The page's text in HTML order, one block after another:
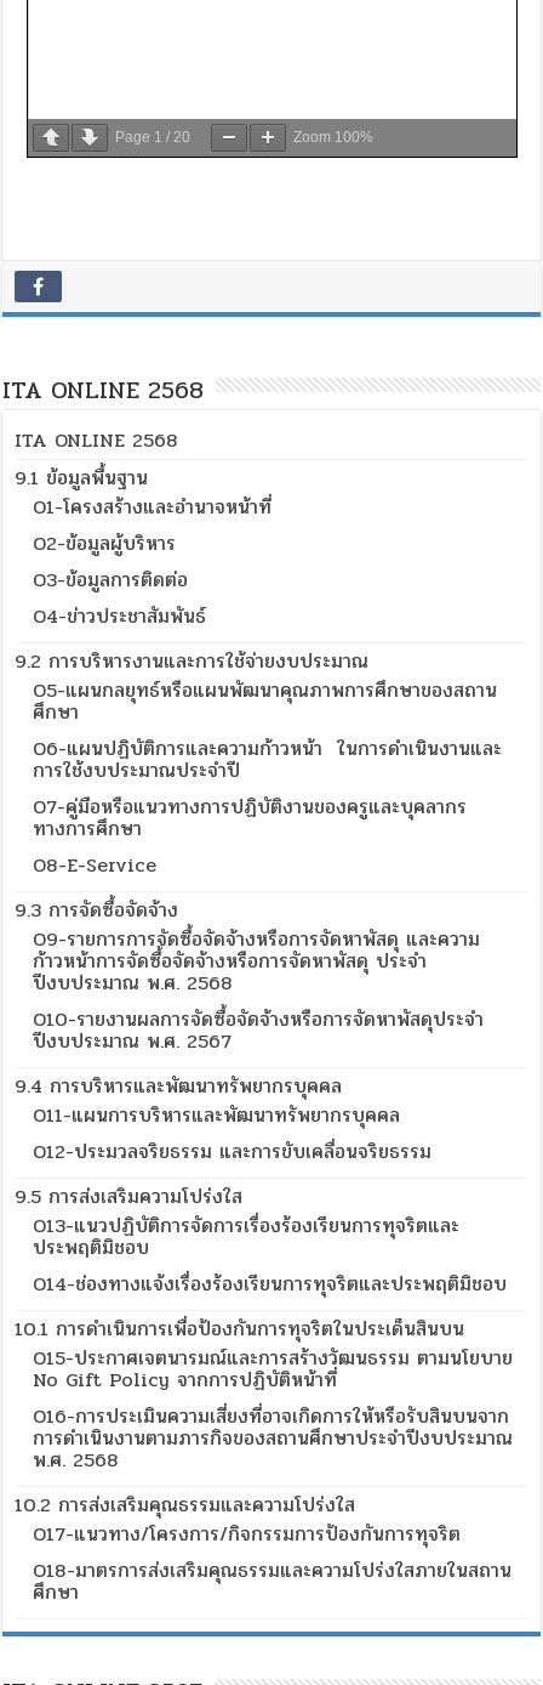
Page 1 /20 Zoom 100%
ITA ONLINE 2568
ITA ONLINE 2568
9.1 ข้อมูลพื้นฐาน
O1-โครงสร้างและอำนาจหน้าที่
O2-ข้อมูลผู้บริหาร
O3-ข้อมูลการติดต่อ
O4-ข่าวประชาสัมพันธ์
9.2 การบริหารงานและการใช้จ่ายงบประมาณ
O5-แผนกลยุทธ์หรือแผนพัฒนาคุณภาพการศึกษาของสถาน
ศึกษา
O6-แผนปฏิบัติการและความก้าวหน้า ในการดำเนินงานและ
การใช้งบประมาณประจำปี
O7-คู่มือหรือแนวทางการปฏิบัติงานของครูและบุคลากร
ทางการศึกษา
O8-E-Service
9.3 การจัดซื้อจัดจ้าง
O9-รายการการจัดซื้อจัดจ้างหรือการจัดหาพัสดุ และความ
ก้าวหน้าการจัดซื้อจัดจ้างหรือการจัดหาพัสดุ ประจำ
ปีงบประมาณ พ.ศ. 2568
O10-รายงานผลการจัดซื้อจัดจ้างหรือการจัดหาพัสดุประจำ
ปีงบประมาณ พ.ศ. 2567
9.4 การบริหารและพัฒนาทรัพยากรบุคคล
O11-แผนการบริหารและพัฒนาทรัพยากรบุคคล
O12-ประมวลจริยธรรม และการขับเคลื่อนจริยธรรม
9.5 การส่งเสริมความโปร่งใส
O13-แนวปฏิบัติการจัดการเรื่องร้องเรียนการทุจริตและ
ประพฤติมิชอบ
O14-ช่องทางแจ้งเรื่องร้องเรียนการทุจริตและประพฤติมิชอบ
10.1 การดำเนินการเพื่อป้องกันการทุจริตในประเด็นสินบน
O15-ประกาศเจตนารมณ์และการสร้างวัฒนธรรม ตามนโยบาย
No Gift Policy จากการปฏิบัติหน้าที่
O16-การประเมินความเสี่ยงที่อาจเกิดการให้หรือรับสินบนจาก
การดำเนินงานตามภารกิจของสถานศึกษาประจำปีงบประมาณ
พ.ศ. 2568
10.2 การส่งเสริมคุณธรรมและความโปร่งใส
O17-แนวทาง/โครงการ/กิจกรรมการป้องกันการทุจริต
O18-มาตรการส่งเสริมคุณธรรมและความโปร่งใสภายในสถาน
ศึกษา